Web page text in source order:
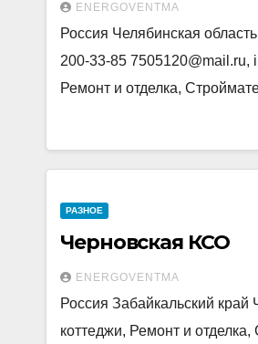
ENERGOVENTMA
Россия Челябинская
200-33-85 7505120@mail.ru,
Ремонт и отделка,
РАЗНОЕ
Черновская КСО
ENERGOVENTMA
Россия Забайкальский
коттеджи, Ремонт и